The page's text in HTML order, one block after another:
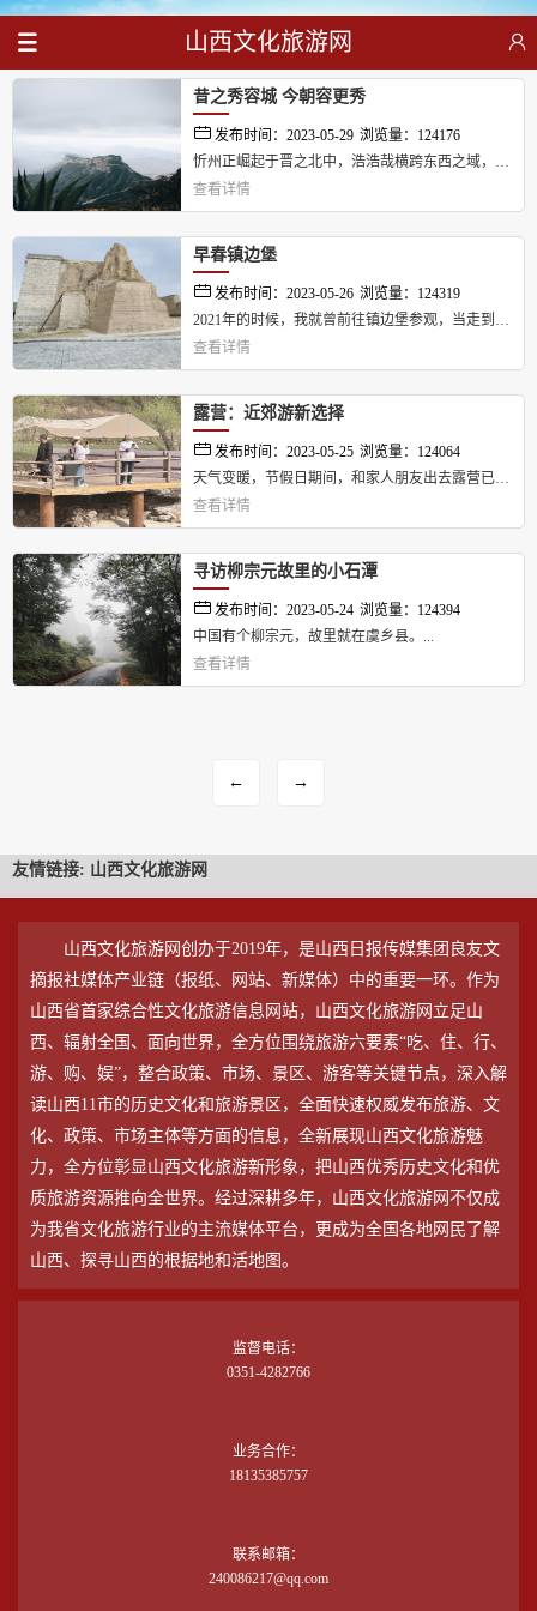
山西文化旅游网
昔之秀容城 今朝容更秀
发布时间：2023-05-29 浏览量：124176
忻州正崛起于晋之北中，浩浩哉横跨东西之域，济
济乎唤起南北之众，享改革之天时，兴山河之地
“北引擎”，永葆“底色”，植根“主色”，增添“亮
色”，交出成色十足之中国式现代化“忻州实践”答
卷。...
查看详情
早春镇边堡
发布时间：2023-05-26 浏览量：124319
2021年的时候，我就曾前往镇边堡参观，当走到镇
川堡北侧晋蒙交界路口时，被守护路口的防疫人员
次前往镇边堡。...
查看详情
露营：近郊游新选择
发布时间：2023-05-25 浏览量：124064
天气变暖，节假日期间，和家人朋友出去露营已成
为当下最热门的户外休闲活动之一。...
查看详情
寻访柳宗元故里的小石潭
发布时间：2023-05-24 浏览量：124394
中国有个柳宗元，故里就在虞乡县。...
查看详情
← →
友情链接: 山西文化旅游网
山西文化旅游网创办于2019年，是山西日报传媒集团良友文
摘报社媒体产业链（报纸、网站、新媒体）中的重要一环。作为
山西省首家综合性文化旅游信息网站，山西文化旅游网立足山
西、辐射全国、面向世界，全方位围绕旅游六要素“吃、住、行、
游、购、娱”，整合政策、市场、景区、游客等关键节点，深入解
读山西11市的历史文化和旅游景区，全面快速权威发布旅游、文
化、政策、市场主体等方面的信息，全新展现山西文化旅游魅
力，全方位彰显山西文化旅游新形象，把山西优秀历史文化和优
质旅游资源推向全世界。经过深耕多年，山西文化旅游网不仅成
为我省文化旅游行业的主流媒体平台，更成为全国各地网民了解
山西、探寻山西的根据地和活地图。
监督电话：
0351-4282766
业务合作：
18135385757
联系邮箱：
240086217@qq.com